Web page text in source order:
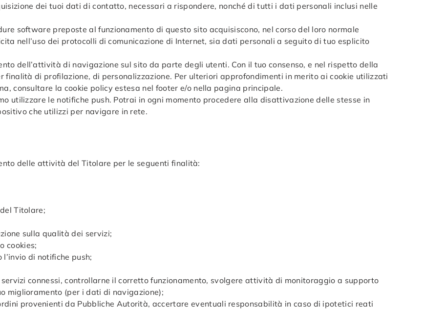
dei tuoi dati di contatto, necessari a rispondere, nonché di tutti i dati personali inclusi nelle
software preposte al funzionamento di questo sito acquisiscono, nel corso del loro normale
nell’uso dei protocolli di comunicazione di Internet, sia dati personali a seguito di tuo esplicito
dell’attività di navigazione sul sito da parte degli utenti. Con il tuo consenso, e nel rispetto della
di profilazione, di personalizzazione. Per ulteriori approfondimenti in merito ai cookie utilizzati
consultare la cookie policy estesa nel footer e/o nella pagina principale.
utilizzare le notifiche push. Potrai in ogni momento procedere alla disattivazione delle stesse in
che utilizzi per navigare in rete.
delle attività del Titolare per le seguenti finalità:
Titolare;
sulla qualità dei servizi;
cookies;
di notifiche push;
connessi, controllarne il corretto funzionamento, svolgere attività di monitoraggio a supporto
miglioramento (per i dati di navigazione);
provenienti da Pubbliche Autorità, accertare eventuali responsabilità in caso di ipotetici reati